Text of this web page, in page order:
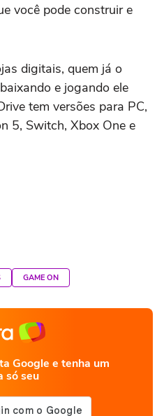
você pode construir e
digitais, quem já o
e jogando ele
tem versões para PC,
5, Switch, Xbox One e
GAME ON
Google e tenha um
só seu